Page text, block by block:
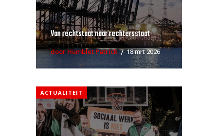
Van rechtstaat naar rechtersstaat
door Humblet Patrick 18 mrt 2026
ACTUALITEIT